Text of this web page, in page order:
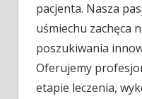
pacjenta. Nasza
uśmiechu zachęca
poszukiwania
Oferujemy
etapie leczenia,